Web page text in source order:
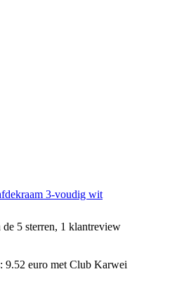
3-voudig wit
5 sterren, 1 klantreview
9.52 euro met Club Karwei